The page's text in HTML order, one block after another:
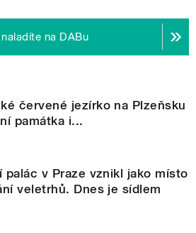
na DABu
červené jezírko na Plzeňsku
památka i...
palác v Praze vznikl jako místo
veletrhů. Dnes je sídlem